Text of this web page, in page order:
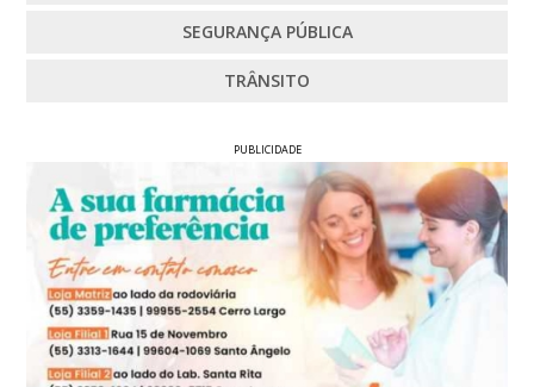
SEGURANÇA PÚBLICA
TRÂNSITO
PUBLICIDADE